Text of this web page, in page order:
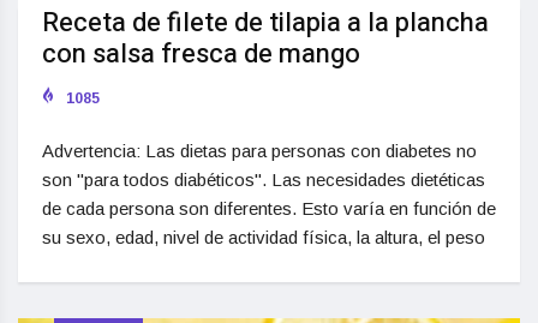
Receta de filete de tilapia a la plancha
con salsa fresca de mango
1085
Advertencia: Las dietas para personas con diabetes no
son "para todos diabéticos". Las necesidades dietéticas
de cada persona son diferentes. Esto varía en función de
su sexo, edad, nivel de actividad física, la altura, el peso